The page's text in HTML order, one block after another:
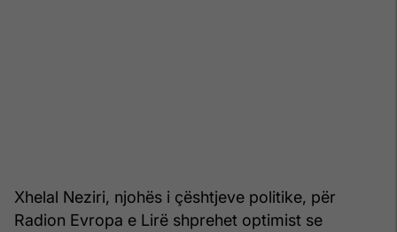
Xhelal Neziri, njohës i çështjeve politike, për
Radion Evropa e Lirë shprehet optimist se